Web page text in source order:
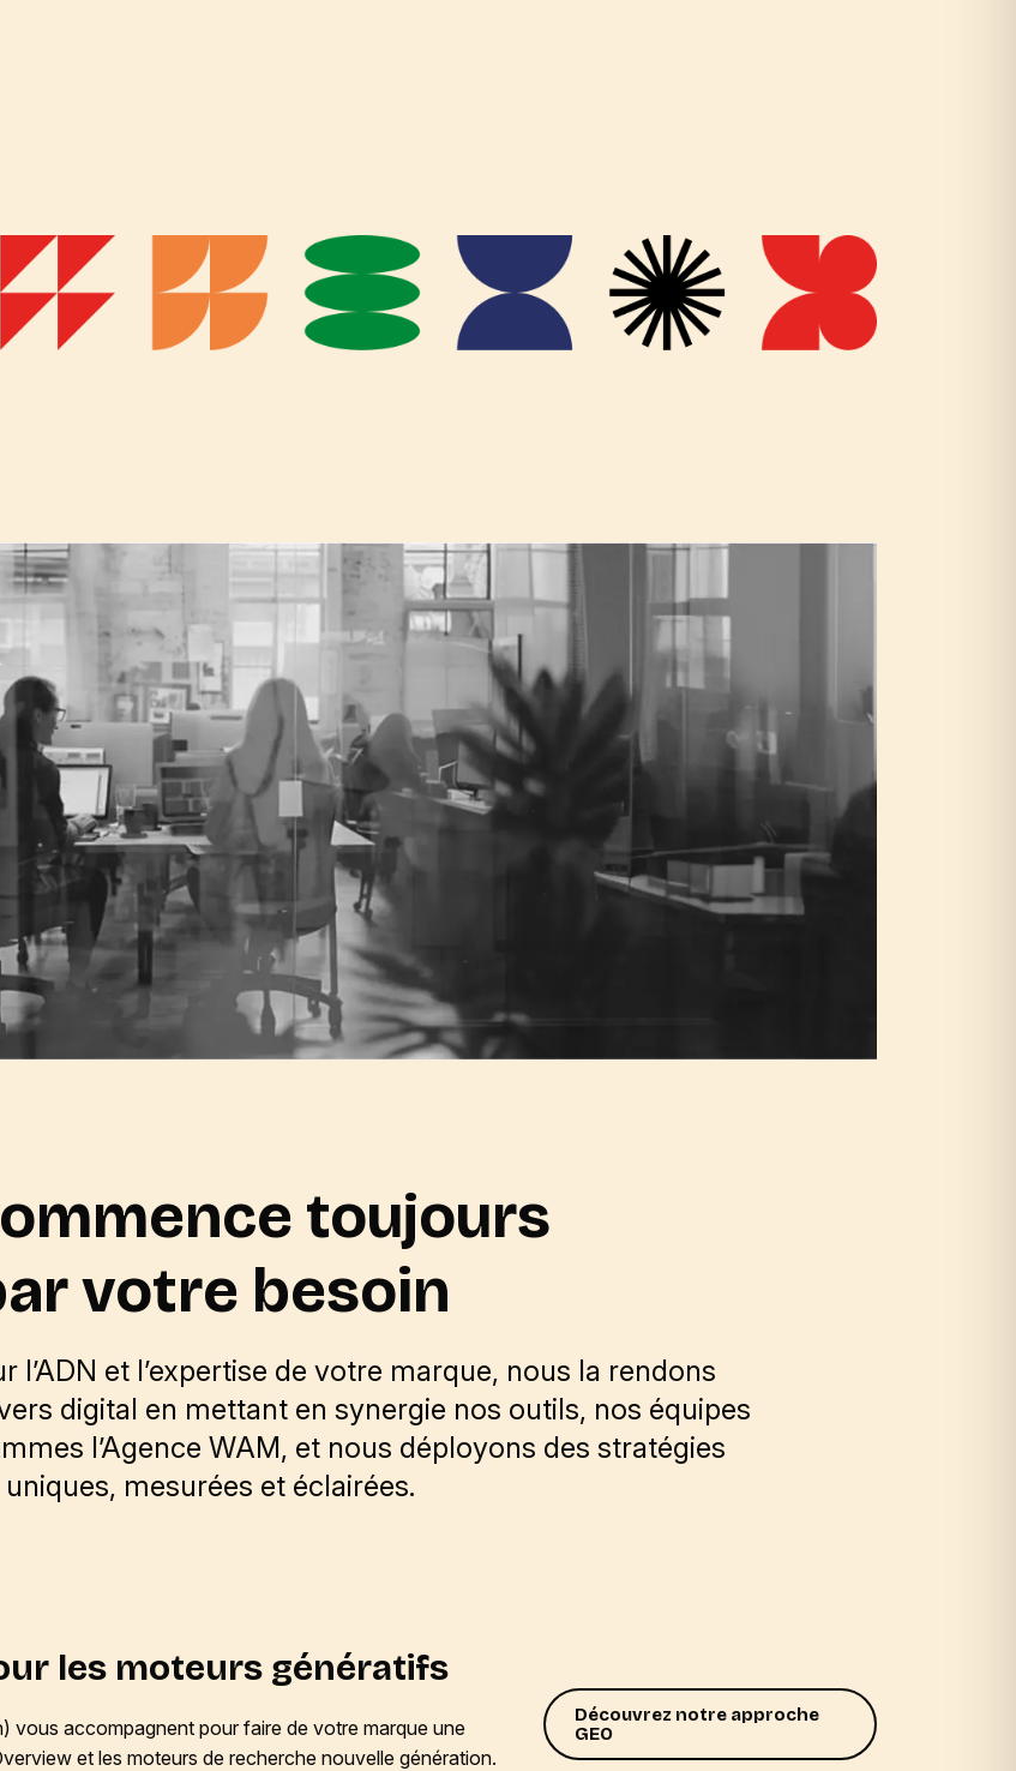
toujours
votre besoin
l’ADN et l’expertise de votre marque, nous la rendons
digital en mettant en synergie nos outils, nos équipes
l’Agence WAM, et nous déployons des stratégies
uniques, mesurées et éclairées.
les moteurs génératifs
vous accompagnent pour faire de votre marque une
et les moteurs de recherche nouvelle génération.
Découvrez notre approche
GEO